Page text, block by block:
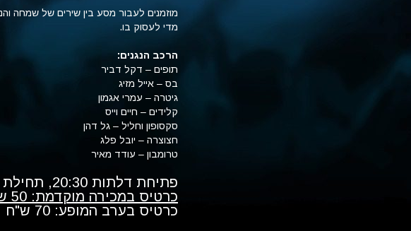
מוזמנים לעבור מסע בין שירים של שמחה
מדי לעסוק בו.
הרכב הנגנים:
תופים – דקל דביר
בס – אייל מזיג
גיטרה – עמרי אגמון
קלידים – חיים וייס
סקסופון וחליל – גל דהן
חצוצרה – יובל פלג
טרומבון – עודד מאיר
פתיחת דלתות 20:30, תחילת מופע 21:30
כרטיס במכירה מוקדמת: 50 ש"ח
כרטיס בערב המופע: 70 ש"ח